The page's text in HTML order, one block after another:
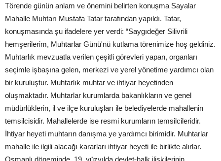
Törende günün anlam ve önemini belirten konuşma Sayalar
Mahalle Muhtarı Mustafa Tatar tarafından yapıldı. Tatar,
konuşmasında şu ifadelere yer verdi: “Saygıdeğer Silivrili
hemşerilerim, Muhtarlar Günü'nü kutlama törenimize hoş geldiniz.
Muhtarlık mevzuatla verilen çeşitli görevleri yapan, organları
seçimle işbaşına gelen, merkezi ve yerel yönetime yardımcı olan
bir kuruluştur. Muhtarlık muhtar ve ihtiyar heyetinden
oluşmaktadır. Muhtarlar kurumlarda bakanlıkların ve genel
müdürlüklerin, il ve ilçe kuruluşları ile belediyelerde mahallenin
temsilcisidir. Mahallelerde ise resmi kurumların temsilcileridir.
İhtiyar heyeti muhtarın danışma ye yardımcı birimidir. Muhtarlar
mahalle ile ilgili alacağı kararları ihtiyar heyeti ile birlikte alırlar.